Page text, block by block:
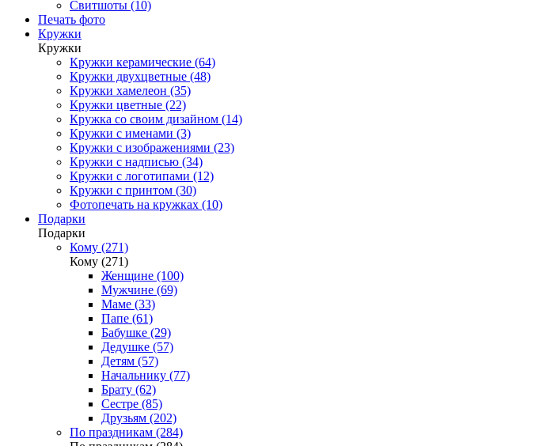
Свитшоты (10)
Печать фото
Кружки
Кружки
Кружки керамические (64)
Кружки двухцветные (48)
Кружки хамелеон (35)
Кружки цветные (22)
Кружка со своим дизайном (14)
Кружки с именами (3)
Кружки с изображениями (23)
Кружки с надписью (34)
Кружки с логотипами (12)
Кружки с принтом (30)
Фотопечать на кружках (10)
Подарки
Подарки
Кому (271)
Кому (271)
Женщине (100)
Мужчине (69)
Маме (33)
Папе (61)
Бабушке (29)
Дедушке (57)
Детям (57)
Начальнику (77)
Брату (62)
Сестре (85)
Друзьям (202)
По праздникам (284)